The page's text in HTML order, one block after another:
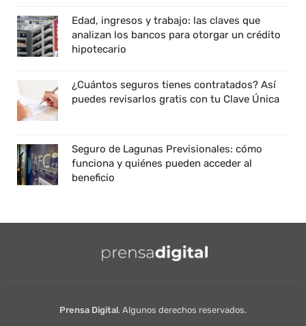
Edad, ingresos y trabajo: las claves que
analizan los bancos para otorgar un crédito
hipotecario
¿Cuántos seguros tienes contratados? Así
puedes revisarlos gratis con tu Clave Única
Seguro de Lagunas Previsionales: cómo
funciona y quiénes pueden acceder al
beneficio
Prensa Digital. Algunos derechos reservados.